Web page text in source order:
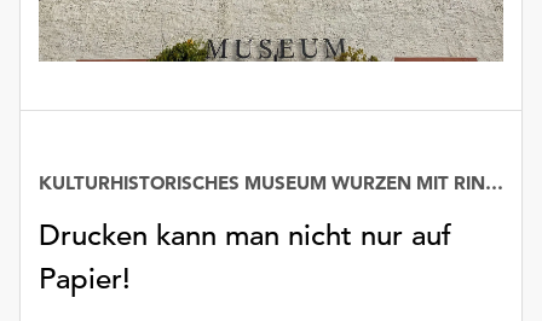
Drucken kann man nicht nur auf
Papier!
KULTURHISTORISCHES MUSEUM WURZEN MIT RINGELNATZ-SAMMLUNG